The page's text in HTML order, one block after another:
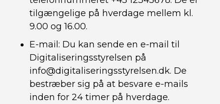
tilgængelige på hverdage mellem kl.
9.00 og 16.00.
E-mail: Du kan sende en e-mail til
Digitaliseringsstyrelsen på
info@digitaliseringsstyrelsen.dk. De
bestræber sig på at besvare e-mails
inden for 24 timer på hverdage.